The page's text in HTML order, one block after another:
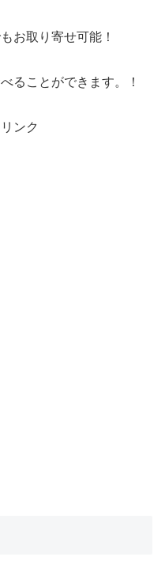
お取り寄せ可能！
ることができます。！
ンク